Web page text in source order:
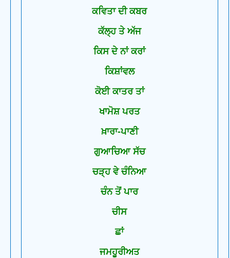
ਕਵਿਤਾ ਦੀ ਕਬਰ
ਕੱਲ੍ਹ ਤੇ ਅੱਜ
ਕਿਸ ਦੇ ਨਾਂ ਕਰਾਂ
ਕਿਸ਼ਾਂਵਲ
ਕੋਈ ਕਾਤਰ ਤਾਂ
ਖਾਮੋਸ਼ ਪਰਤ
ਖ਼ਾਰਾ-ਪਾਣੀ
ਗੁਆਚਿਆ ਸੱਚ
ਚੜ੍ਹ ਵੇ ਚੰਨਿਆ
ਚੰਨ ਤੋਂ ਪਾਰ
ਚੀਸ
ਛਾਂ
ਜਮਹੂਰੀਅਤ